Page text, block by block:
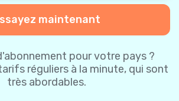
maintenant
pour votre pays ?
réguliers à la minute, qui sont
très abordables.